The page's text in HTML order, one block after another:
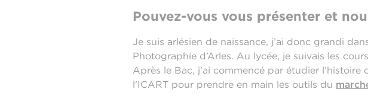
Pouvez-vous vous présenter et
Je suis arlésien de naissance, j’ai donc grandi
Photographie d’Arles. Au lycée, je suivais les
Après le Bac, j’ai commencé par étudier
l'ICART pour prendre en main les outils du